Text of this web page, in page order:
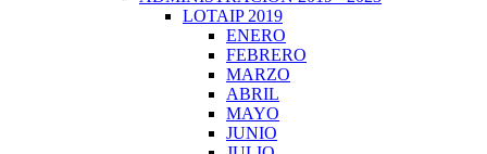
LOTAIP 2019
ENERO
FEBRERO
MARZO
ABRIL
MAYO
JUNIO